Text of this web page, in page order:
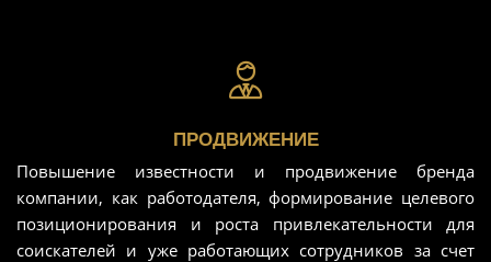
ПРОДВИЖЕНИЕ
Повышение известности и продвижение бренда
компании, как работодателя, формирование целевого
позиционирования и роста привлекательности для
соискателей и уже работающих сотрудников за счет